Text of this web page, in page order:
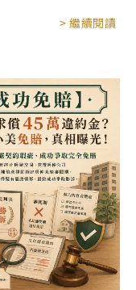
> 繼續閱讀